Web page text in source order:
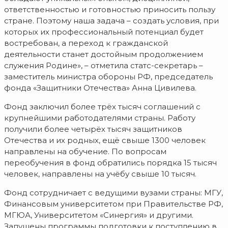
ответственностью и готовностью приносить пользу
стране. Поэтому наша задача – создать условия, при
которых их профессиональный потенциал будет
востребован, а переход к гражданской
деятельности станет достойным продолжением
служения Родине», – отметила статс-секретарь –
заместитель министра обороны РФ, председатель
фонда «Защитники Отечества» Анна Цивилева.
Фонд заключил более трёх тысяч соглашений с
крупнейшими работодателями страны. Работу
получили более четырёх тысяч защитников
Отечества и их родных, ещё свыше 1300 человек
направлены на обучение. По вопросам
переобучения в фонд обратились порядка 15 тысяч
человек, направлены на учёбу свыше 10 тысяч.
Фонд сотрудничает с ведущими вузами страны: МГУ,
Финансовым университетом при Правительстве РФ,
МГЮА, Университетом «Синергия» и другими.